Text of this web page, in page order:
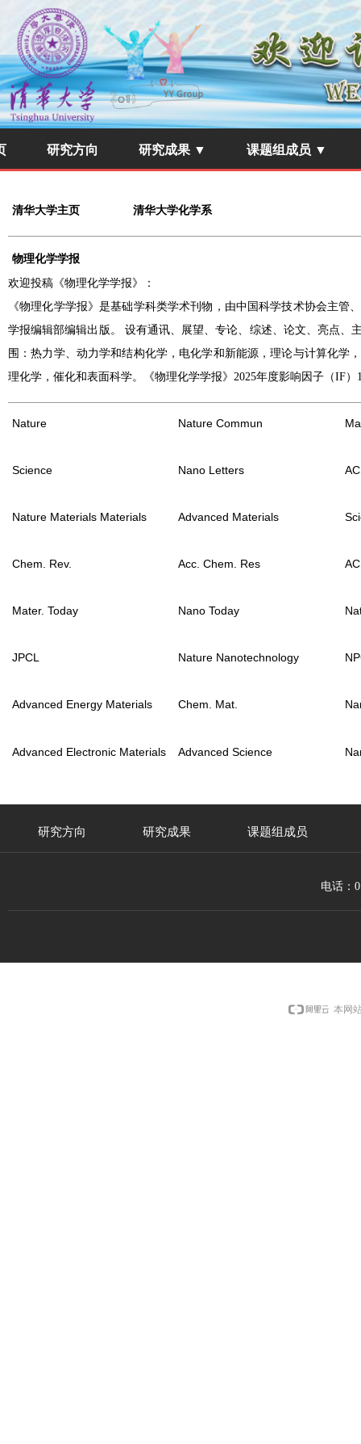
研究方向 研究成果 ▼ 课题组成员 ▼
欢迎投稿《物理化学学报》：
《物理化学学报》是基础学科类学术刊物，由中国科学技术协会主
学报编辑部编辑出版。 设有通讯、展望、专论、综述、论文、亮点、
围：热力学、动力学和结构化学，电化学和新能源，理论与计算化学
理化学，催化和表面科学。《物理化学学报》2025年度影响因子（IF）
清华大学主页 清华大学化学系
物理化学学报
Science
Nature Nature Commun
Nano Letters
Nature Materials Materials Advanced Materials
Chem. Rev. Acc. Chem. Res
Mater. Today Nano Today
JPCL Nature Nanotechnology
Advanced Energy Materials Chem. Mat.
Advanced Electronic Materials Advanced Science
电话：
研究方向 研究成果 课题组成员
本网